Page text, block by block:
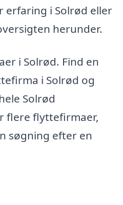
i Solrød eller
herunder.
i Solrød. Find en
i Solrød og
Solrød
flere flyttefirmaer,
søgning efter en